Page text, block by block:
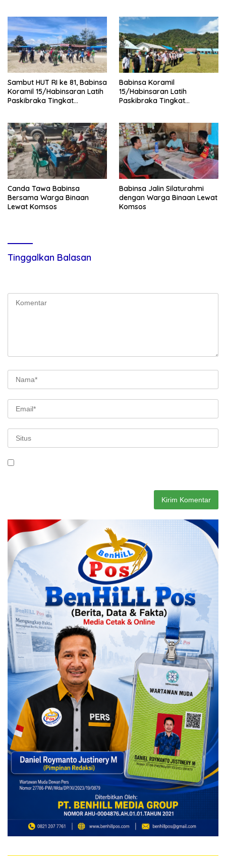
dan HUT Ke-81 Kemerdekaan
RI
Sambut HUT RI ke 81, Babinsa
Koramil 15/Habinsaran Latih
Paskibraka Tingkat
Babinsa Koramil
15/Habinsaran Latih
Paskibraka Tingkat
Canda Tawa Babinsa
Bersama Warga Binaan
Lewat Komsos
Babinsa Jalin Silaturahmi
dengan Warga Binaan Lewat
Komsos
Tinggalkan Balasan